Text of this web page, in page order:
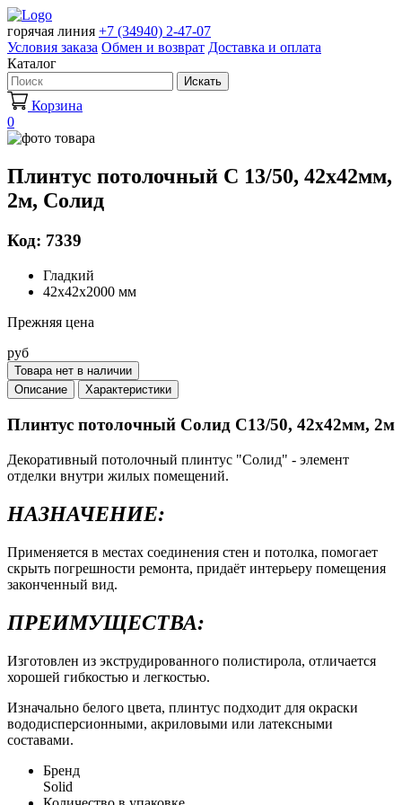
горячая линия +7 (34940) 2-47-07
Условия заказа Обмен и возврат Доставка и оплата
Каталог
Искать
Корзина
0
Плинтус потолочный С 13/50, 42х42мм,
2м, Солид
Код: 7339
Гладкий
42х42х2000 мм
Прежняя цена
руб
Товара нет в наличии
Описание
Характеристики
Плинтус потолочный Солид С13/50, 42х42мм, 2м
Декоративный потолочный плинтус "Солид" - элемент
отделки внутри жилых помещений.
НАЗНАЧЕНИЕ:
Применяется в местах соединения стен и потолка, помогает
скрыть погрешности ремонта, придаёт интерьеру помещения
законченный вид.
ПРЕИМУЩЕСТВА:
Изготовлен из экструдированного полистирола, отличается
хорошей гибкостью и легкостью.
Изначально белого цвета, плинтус подходит для окраски
вододисперсионными, акриловыми или латексными
составами.
Бренд
Solid